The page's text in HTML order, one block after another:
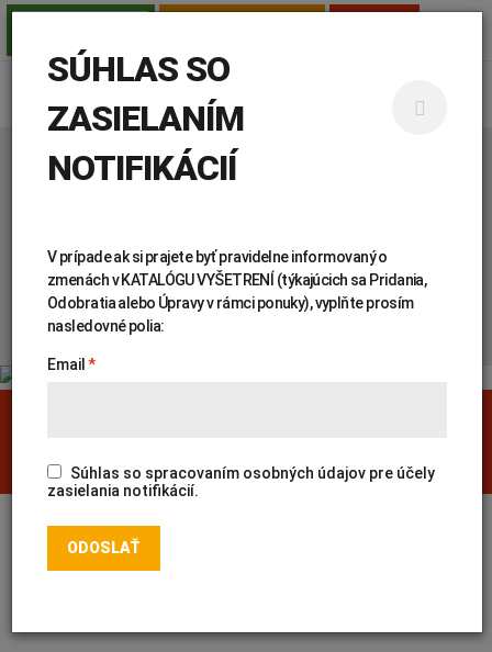
Výsledky vyšetrení Kortizol Odberová príručka
Human papillomavirus (HPV)
Úvod Genetika Katalóg vyšetrení
KATALÓG
VYŠETRENÍ
SÚHLAS SO
ZASIELANÍM
NOTIFIKÁCIÍ
V prípade ak si prajete byť pravidelne informovaný o
zmenách v KATALÓGU VYŠETRENÍ (týkajúcich sa Pridania,
Odobratia alebo Úpravy v rámci ponuky), vyplňte prosím
nasledovné polia:
Email
Súhlas so spracovaním osobných údajov pre účely
zasielania notifikácií.